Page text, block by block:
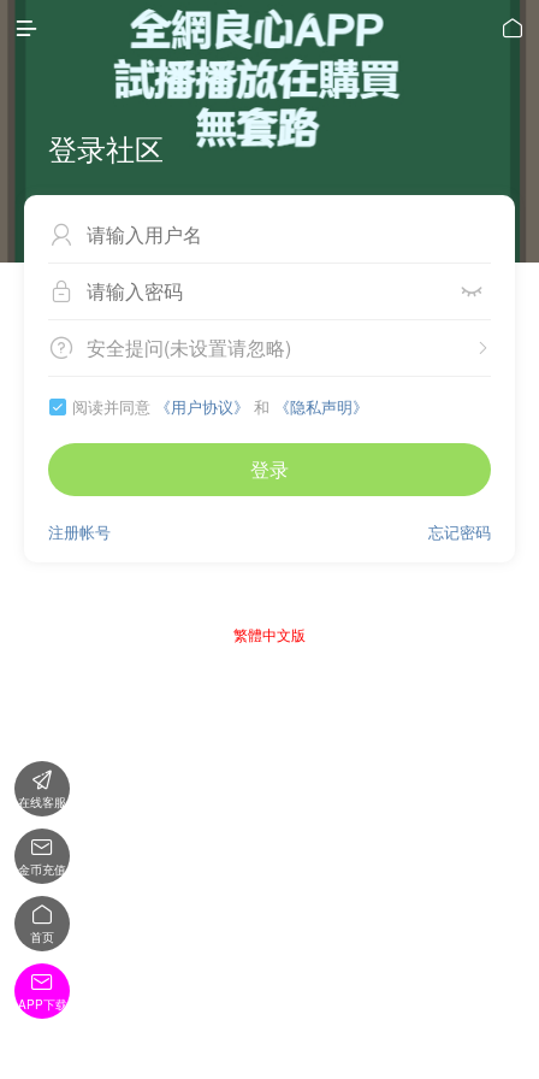
 
登录社区

 
 
安全提问(未设置请忽略)
 阅读并同意 《用户协议》 和 《隐私声明》
登录
忘记密码
注册帐号
繁體中文版

在线客服

金币充值

首页

APP下载